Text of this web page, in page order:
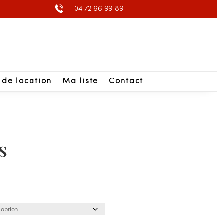
04 72 66 99 89
de location Ma liste Contact
€